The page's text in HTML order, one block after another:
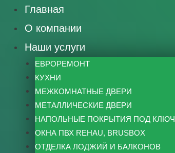
Главная
О компании
Наши услуги
ЕВРОРЕМОНТ
КУХНИ
МЕЖКОМНАТНЫЕ ДВЕРИ
МЕТАЛЛИЧЕСКИЕ ДВЕРИ
НАПОЛЬНЫЕ ПОКРЫТИЯ ПОД КЛЮЧ
ОКНА ПВХ REHAU, BRUSBOX
ОТДЕЛКА ЛОДЖИЙ И БАЛКОНОВ